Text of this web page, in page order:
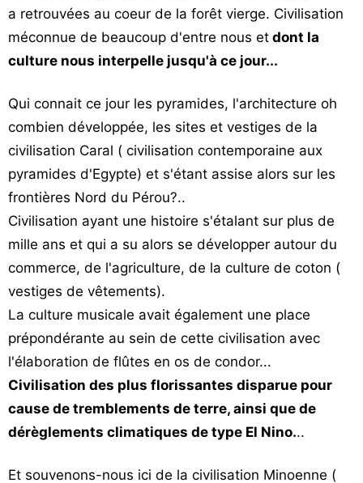
a retrouvées au coeur de la forêt vierge. Civilisation
méconnue de beaucoup d'entre nous et dont la
culture nous interpelle jusqu'à ce jour...
Qui connait ce jour les pyramides, l'architecture oh
combien développée, les sites et vestiges de la
civilisation Caral ( civilisation contemporaine aux
pyramides d'Egypte) et s'étant assise alors sur les
frontières Nord du Pérou?..
Civilisation ayant une histoire s'étalant sur plus de
mille ans et qui a su alors se développer autour du
commerce, de l'agriculture, de la culture de coton (
vestiges de vêtements).
La culture musicale avait également une place
prépondérante au sein de cette civilisation avec
l'élaboration de flûtes en os de condor...
Civilisation des plus florissantes disparue pour
cause de tremblements de terre, ainsi que de
dérèglements climatiques de type El Nino...
Et souvenons-nous ici de la civilisation Minoenne (